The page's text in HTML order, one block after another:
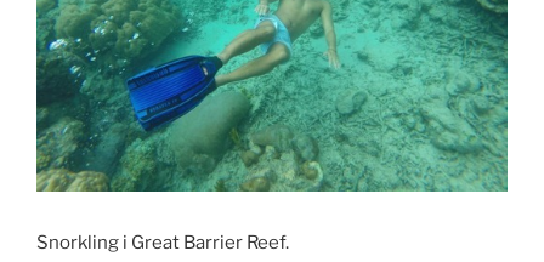
Snorkling i Great Barrier Reef.